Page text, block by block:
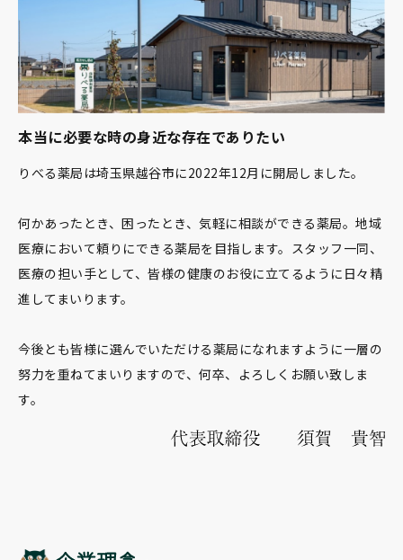
本当に必要な時の身近な存在でありたい
りべる薬局は埼玉県越谷市に2022年12月に開局しました。
何かあったとき、困ったとき、気軽に相談ができる薬局。地域
医療において頼りにできる薬局を目指します。スタッフ一同、
医療の担い手として、皆様の健康のお役に立てるように日々精
進してまいります。
今後とも皆様に選んでいただける薬局になれますように一層の
努力を重ねてまいりますので、何卒、よろしくお願い致しま
す。